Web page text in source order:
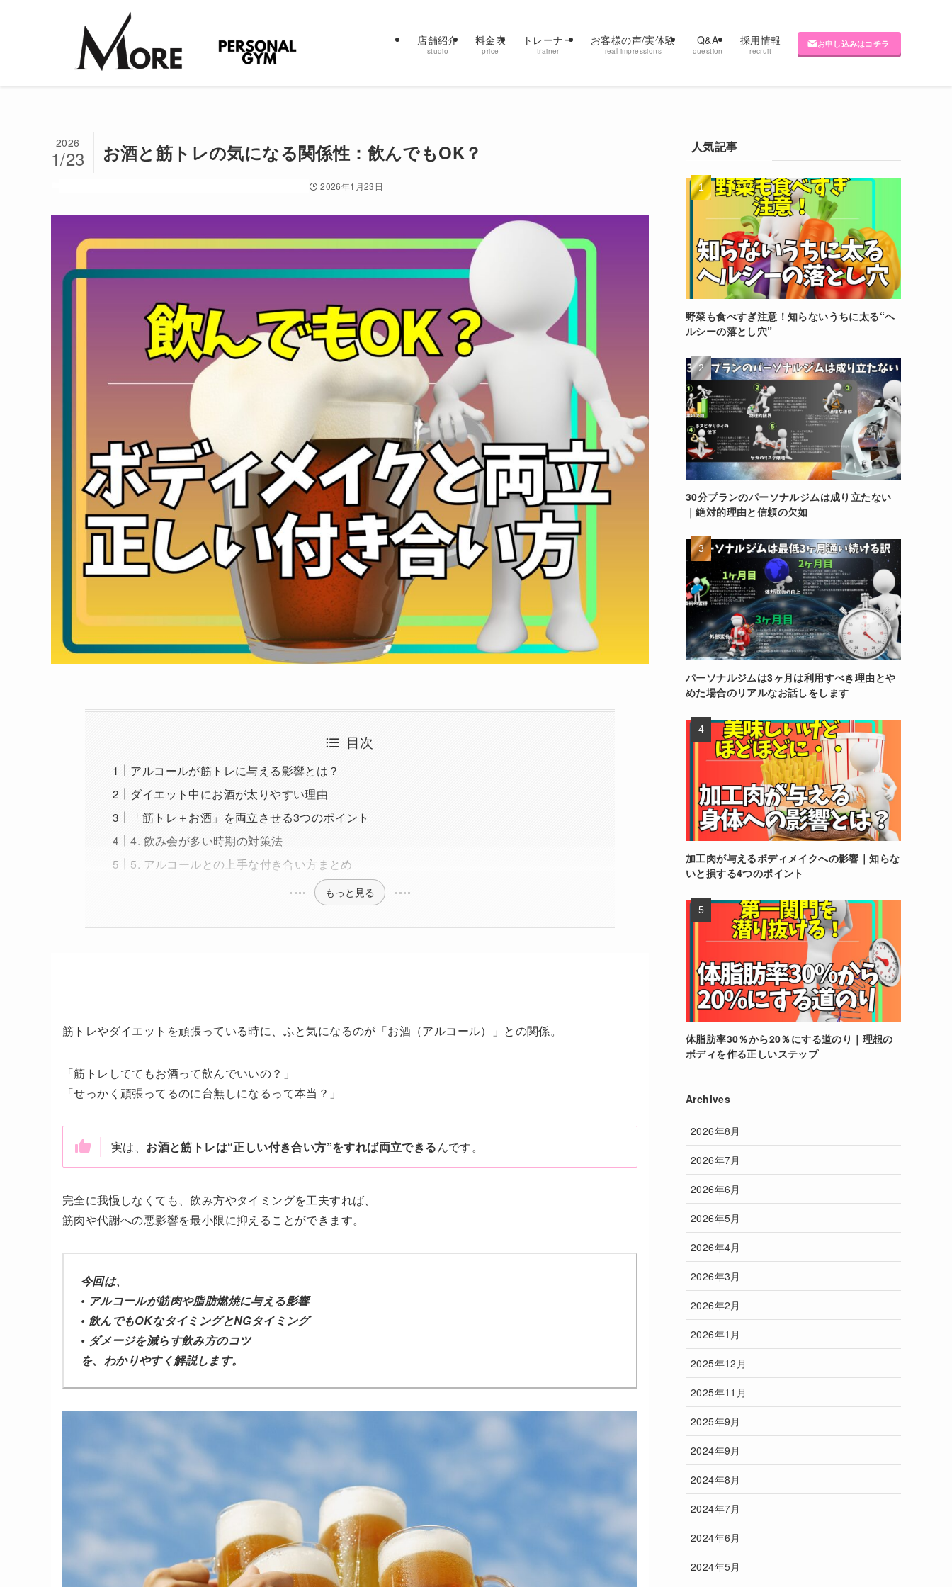
店舗紹介
studio
料金表
price
トレーナー
trainer
お客様の声/実体験
real impressions
Q&A
question
採用情報
recruit
お申し込みはコチラ
お酒と筋トレの気になる関係性：飲んでもOK？
2026
1/23
2026年1月23日
目次
アルコールが筋トレに与える影響とは？
ダイエット中にお酒が太りやすい理由
「筋トレ＋お酒」を両立させる3つのポイント
4. 飲み会が多い時期の対策法
5. アルコールとの上手な付き合い方まとめ
もっと見る
筋トレやダイエットを頑張っている時に、ふと気になるのが「お酒（アルコール）」との関係。
「筋トレしててもお酒って飲んでいいの？」
「せっかく頑張ってるのに台無しになるって本当？」
実は、 お酒と筋トレは“正しい付き合い方”をすれば両立できるんです。
完全に我慢しなくても、飲み方やタイミングを工夫すれば、
筋肉や代謝への悪影響を最小限に抑えることができます。
今回は、
• アルコールが筋肉や脂肪燃焼に与える影響
• 飲んでもOKなタイミングとNGタイミング
• ダメージを減らす飲み方のコツ
を、わかりやすく解説します。
人気記事
野菜も食べすぎ注意！知らないうちに太る“ヘ
ルシーの落とし穴”
30分プランのパーソナルジムは成り立たない
｜絶対的理由と信頼の欠如
パーソナルジムは3ヶ月は利用すべき理由とや
めた場合のリアルなお話しをします
加工肉が与えるボディメイクへの影響｜知らな
いと損する4つのポイント
体脂肪率30％から20％にする道のり｜理想の
ボディを作る正しいステップ
Archives
2026年8月
2026年7月
2026年6月
2026年5月
2026年4月
2026年3月
2026年2月
2026年1月
2025年12月
2025年11月
2025年9月
2024年9月
2024年8月
2024年7月
2024年6月
2024年5月